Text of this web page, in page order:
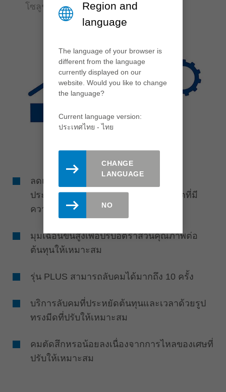
โซลูชันที่คุ้มค่า
ลดแรงตัดเพื่อยืดอายุเครื่องมือและ
ประสิทธิภาพสูงสุดในการเคลือบลามิเนตที่มี
ความซับซ้อน
มุมเฉือนขั้นสูงเพื่อปรับอัตราส่วนคุณภาพต่อ
ต้นทุนให้เหมาะสม
รุ่น PLUS สามารถลับคมได้มากถึง 10 ครั้ง
บริการลับคมที่ประหยัดต้นทุนและเวลาด้วยรูป
ทรงมีดที่ปรับให้เหมาะสม
คมตัดสึกหรอน้อยลงเนื่องจากการไหลของเศษที่
ปรับให้เหมาะสม
Region and
language
The language of your browser is
different from the language
currently displayed on our
website. Would you like to change
the language?
Current language version:
ประเทศไทย - ไทย
CHANGE
LANGUAGE
NO